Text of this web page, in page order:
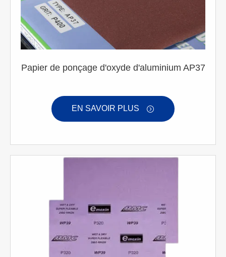
Papier de ponçage d'oxyde d'aluminium AP37
EN SAVOIR PLUS 